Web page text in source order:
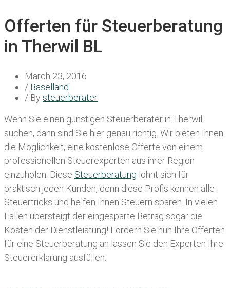
Offerten für Steuerberatung
in Therwil BL
March 23, 2016
/ Baselland
/ By steuerberater
Wenn Sie einen günstigen Steuerberater in Therwil
suchen, dann sind Sie hier genau richtig. Wir bieten Ihnen
die Möglichkeit, eine kostenlose Offerte von einem
professionellen Steuerexperten aus ihrer Region
einzuholen. Diese Steuerberatung lohnt sich für
praktisch jeden Kunden, denn diese Profis kennen alle
Steuertricks und helfen Ihnen Steuern sparen. In vielen
Fällen übersteigt der eingesparte Betrag sogar die
Kosten der Dienstleistung! Fordern Sie nun Ihre Offerten
für eine Steuerberatung an lassen Sie den Experten Ihre
Steuererklärung ausfüllen: